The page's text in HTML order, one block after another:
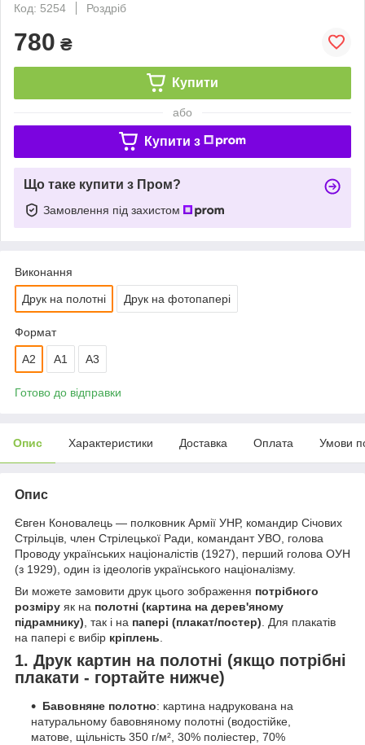
Код: 5254
Роздріб
780 ₴
Купити
або
Купити з
Що таке купити з Пром?
Замовлення під захистом
Виконання
Друк на полотні Друк на фотопапері
Формат
A2 А1 A3
Готово до відправки
Опис Характеристики Доставка Оплата Умови
Опис
Євген Коновалець — полковник Армії УНР, командир Січових
Стрільців, член Стрілецької Ради, командант УВО, голова
Проводу українських націоналістів (1927), перший голова ОУН
(з 1929), один із ідеологів українського націоналізму.
Ви можете замовити друк цього зображення потрібного
розміру як на полотні (картина на дерев'яному
підрамнику) , так і на папері (плакат/постер) . Для плакатів
на папері є вибір кріплень
1. Друк картин на полотні (якщо потрібні
плакати - гортайте нижче)
Бавовняне полотно: картина надрукована на
натуральному бавовняному полотні (водостійке,
матове, щільність 350 г/м², 30% поліестер, 70%